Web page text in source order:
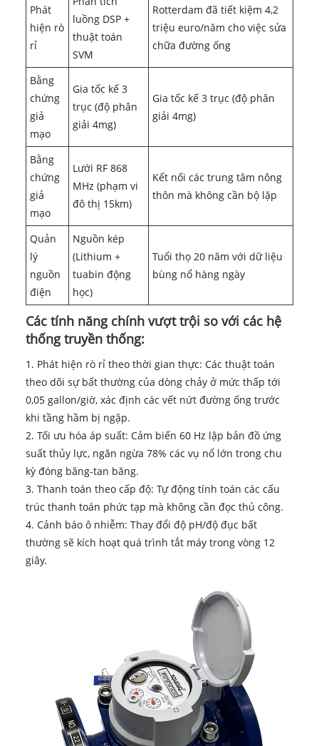
Phát
hiện rò
rỉ
luồng DSP +
thuật toán
SVM
Rotterdam đã tiết kiệm 4,2
triệu euro/năm cho việc sửa
chữa đường ống
Bằng
chứng
giả
mạo
Gia tốc kế 3
trục (độ phân
giải 4mg)
Gia tốc kế 3 trục (độ phân
giải 4mg)
Bằng
chứng
giả
mạo
Lưới RF 868
MHz (phạm vi
đô thị 15km)
Kết nối các trung tâm nông
thôn mà không cần bộ lặp
Quản
lý
nguồn
điện
Nguồn kép
(Lithium +
tuabin động
học)
Tuổi thọ 20 năm với dữ liệu
bùng nổ hàng ngày
Các tính năng chính vượt trội so với các hệ
thống truyền thống:
1. Phát hiện rò rỉ theo thời gian thực: Các thuật toán
theo dõi sự bất thường của dòng chảy ở mức thấp tới
0,05 gallon/giờ, xác định các vết nứt đường ống trước
khi tầng hầm bị ngập.
2. Tối ưu hóa áp suất: Cảm biến 60 Hz lập bản đồ ứng
suất thủy lực, ngăn ngừa 78% các vụ nổ lớn trong chu
kỳ đóng băng-tan băng.
3. Thanh toán theo cấp độ: Tự động tính toán các cấu
trúc thanh toán phức tạp mà không cần đọc thủ công.
4. Cảnh báo ô nhiễm: Thay đổi độ pH/độ đục bất
thường sẽ kích hoạt quá trình tắt máy trong vòng 12
giây.